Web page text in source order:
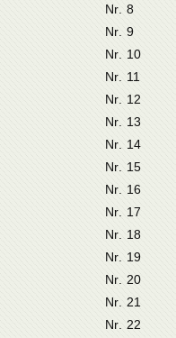
Nr. 8
Nr. 9
Nr. 10
Nr. 11
Nr. 12
Nr. 13
Nr. 14
Nr. 15
Nr. 16
Nr. 17
Nr. 18
Nr. 19
Nr. 20
Nr. 21
Nr. 22